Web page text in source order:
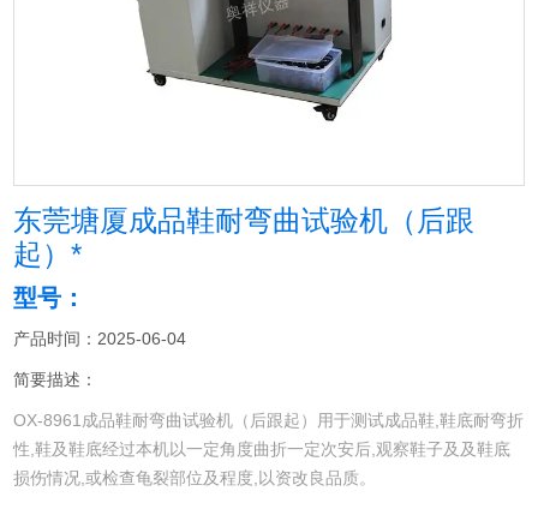
东莞塘厦成品鞋耐弯曲试验机（后跟
起）*
型号：
产品时间：2025-06-04
简要描述：
OX-8961成品鞋耐弯曲试验机（后跟起）用于测试成品鞋,鞋底耐弯折
性,鞋及鞋底经过本机以一定角度曲折一定次安后,观察鞋子及及鞋底
损伤情况,或检查龟裂部位及程度,以资改良品质。